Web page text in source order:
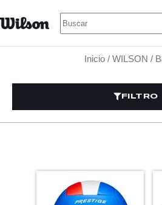
Inicio / WILSON /
FILTRO